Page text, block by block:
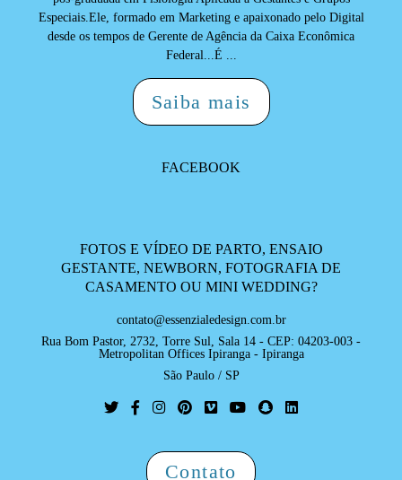
Especiais.Ele, formado em Marketing e apaixonado pelo Digital
desde os tempos de Gerente de Agência da Caixa Econômica
Federal...É ...
Saiba mais
FACEBOOK
FOTOS E VÍDEO DE PARTO, ENSAIO
GESTANTE, NEWBORN, FOTOGRAFIA DE
CASAMENTO OU MINI WEDDING?
contato@essenzialedesign.com.br
Rua Bom Pastor, 2732, Torre Sul, Sala 14 - CEP: 04203-003 -
Metropolitan Offices Ipiranga - Ipiranga
São Paulo / SP
Contato